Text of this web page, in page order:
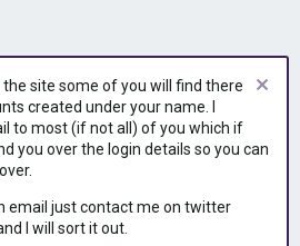
site some of you will find there
created under your name. I
to most (if not all) of you which if
you over the login details so you can
email just contact me on twitter
I will sort it out.